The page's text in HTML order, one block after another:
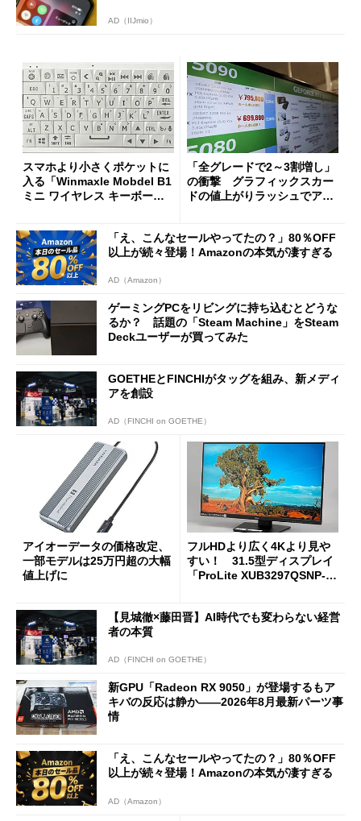
AD（IIJmio）
スマホより小さくポケットに
入る「Winmaxle Mobdel B1
ミニ ワイヤレス キーボー
「全グレードで2～3割増し」
の衝撃 グラフィックスカー
ドの値上がりラッシュでアキ
「え、こんなセールやってたの？」80％OFF
以上が続々登場！Amazonの本気が凄すぎる
AD（Amazon）
ゲーミングPCをリビングに持ち込むとどうな
るか？ 話題の「Steam Machine」をSteam
Deckユーザーが買ってみた
GOETHEとFINCHIがタッグを組み、新メディ
アを創設
AD（FINCHI on GOETHE）
アイオーデータの価格改定、
一部モデルは25万円超の大幅
値上げに
フルHDより広く4Kより見や
すい！ 31.5型ディスプレイ
「ProLite XUB3297QSNP-B
【見城徹×藤田晋】AI時代でも変わらない経営
者の本質
AD（FINCHI on GOETHE）
新GPU「Radeon RX 9050」が登場するもア
キバの反応は静か――2026年8月最新パーツ事
情
「え、こんなセールやってたの？」80％OFF
以上が続々登場！Amazonの本気が凄すぎる
AD（Amazon）